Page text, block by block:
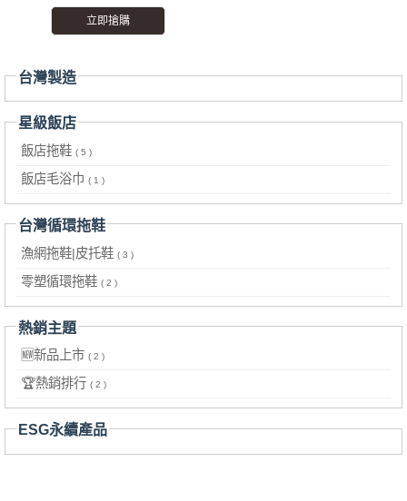
立即搶購
台灣製造
星級飯店
飯店拖鞋 ( 5 )
飯店毛浴巾 ( 1 )
台灣循環拖鞋
漁網拖鞋|皮托鞋 ( 3 )
零塑循環拖鞋 ( 2 )
熱銷主題
🆕新品上市 ( 2 )
🏆熱銷排行 ( 2 )
ESG永續產品